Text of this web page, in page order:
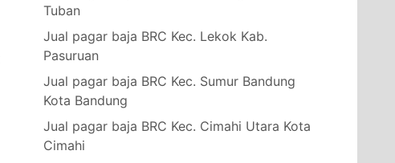
Tuban
Jual pagar baja BRC Kec. Lekok Kab.
Pasuruan
Jual pagar baja BRC Kec. Sumur Bandung
Kota Bandung
Jual pagar baja BRC Kec. Cimahi Utara Kota
Cimahi